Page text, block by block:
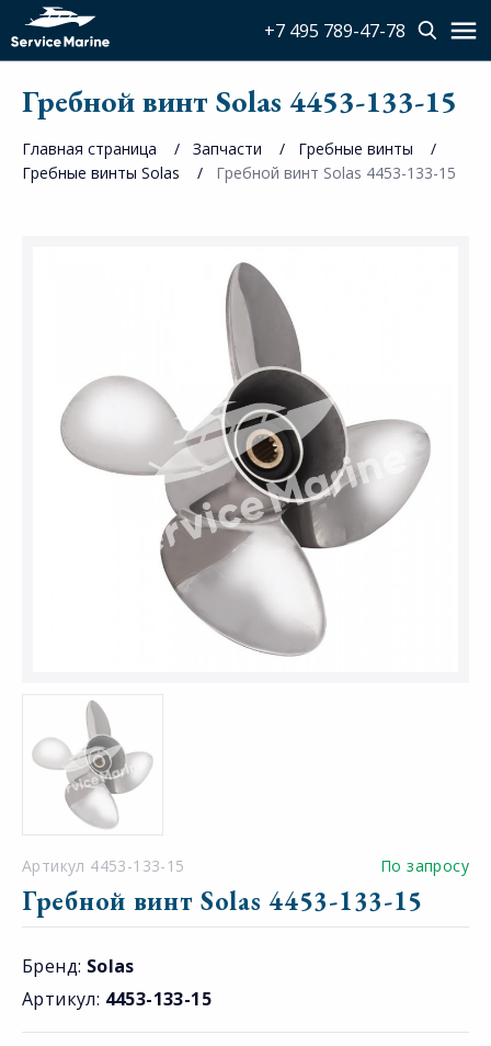
+7 495 789-47-78
Гребной винт Solas 4453-133-15
Главная страница Запчасти
Гребные винты
Гребные винты Solas
Гребной винт Solas 4453-133-15
Артикул 4453-133-15 По запросу
Гребной винт Solas 4453-133-15
Бренд: Solas
Артикул: 4453-133-15